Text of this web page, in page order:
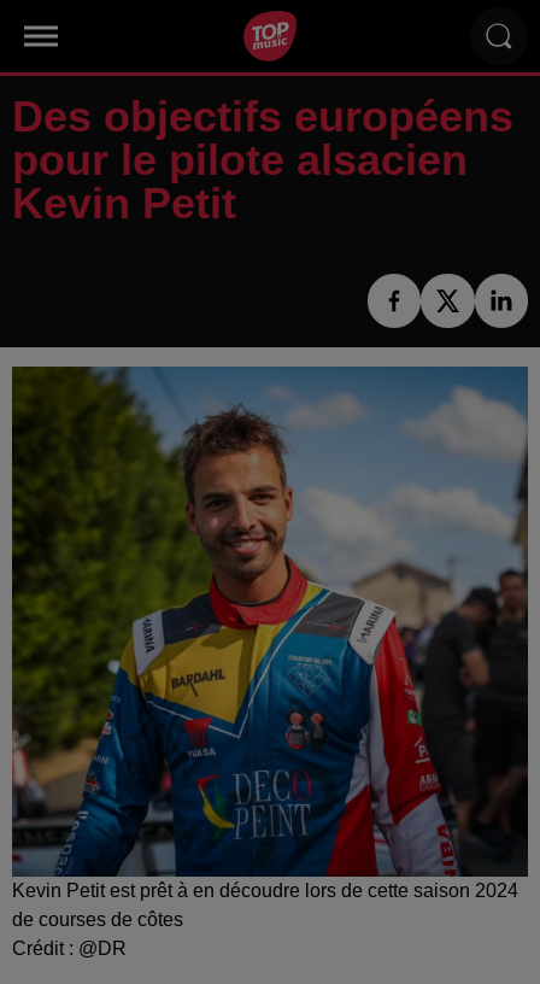
Des objectifs européens
pour le pilote alsacien
Kevin Petit
Kevin Petit est prêt à en découdre lors de cette saison 2024
de courses de côtes
Crédit : @DR